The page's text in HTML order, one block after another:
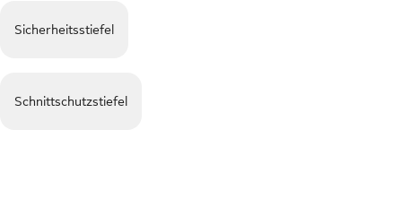
Sicherheitsstiefel
Schnittschutzstiefel